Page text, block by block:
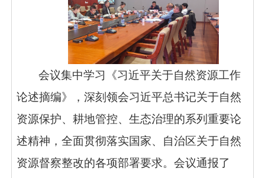
会议集中学习《习近平关于自然资源工作
论述摘编》，深刻领会习近平总书记关于自然
资源保护、耕地管控、生态治理的系列重要论
述精神，全面贯彻落实国家、自治区关于自然
资源督察整改的各项部署要求。会议通报了